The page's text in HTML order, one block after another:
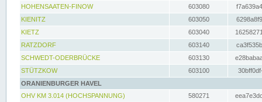
HOHENSAATEN-FINOW
603080
KIENITZ
603050
KIETZ
603040
RATZDORF
603140
SCHWEDT-ODERBRÜCKE
603130
STÜTZKOW
603100
ORANIENBURGER HAVEL
OHV KM 3.014 (HOCHSPANNUNG)
580271